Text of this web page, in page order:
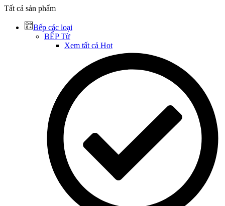
Tất cả sản phẩm
Bếp các loại
BẾP Từ
Xem tất cả Hot